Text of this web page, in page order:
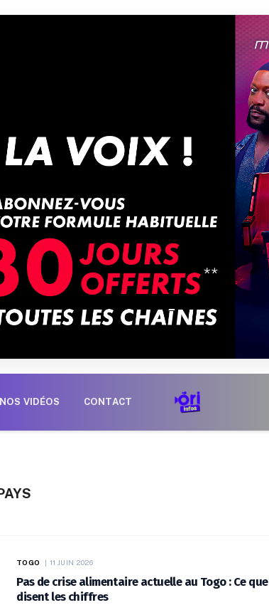
NOS VIDÉOS CONTACT
TOGO 11 JUIN 2026
Pas de crise alimentaire actuelle au Togo : Ce que
disent les chiffres